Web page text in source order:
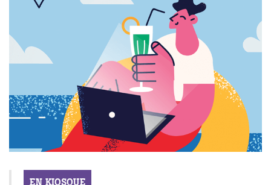
EN KIOSQUE